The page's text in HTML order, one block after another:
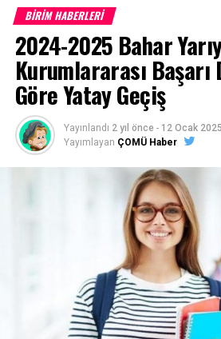
program taban puanları için
Başvurularhttps://ubys.comu.edu.tr/
tarihler arasında online (internet)
(Posta ile başvuru alınmayacaktır)
1- Merkezi Yerleştirme Puanı İle
(İnternet) Başvurusunda Bulunan
İstenen Belgeler
BİRİM HABERLERİ
2024-2025 Bahar
Kurumlararası Başarı
Göre Yatay Geçiş
Yayınlandı 2 yıl önce - 12 Ocak 2025
Yayımlayan ÇOMÜ Haber